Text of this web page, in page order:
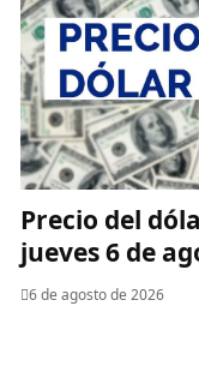
Precio del
jueves 6 de
6 de agosto de 2026